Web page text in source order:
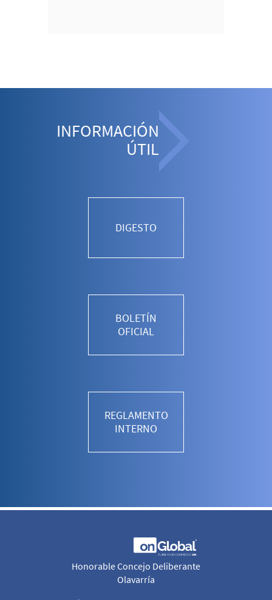
INFORMACIÓN
ÚTIL
DIGESTO
BOLETÍN
OFICIAL
REGLAMENTO
INTERNO
Honorable Concejo Deliberante
Olavarría